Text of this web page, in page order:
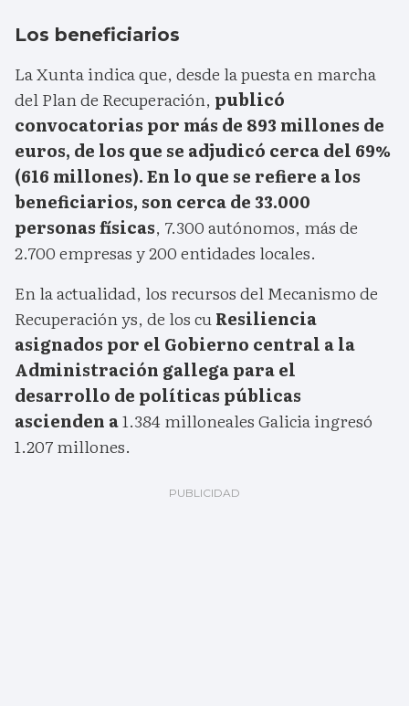
Los beneficiarios
La Xunta indica que, desde la puesta en marcha
del Plan de Recuperación, publicó
convocatorias por más de 893 millones de
euros, de los que se adjudicó cerca del 69%
(616 millones). En lo que se refiere a los
beneficiarios, son cerca de 33.000
personas físicas, 7.300 autónomos, más de
2.700 empresas y 200 entidades locales.
En la actualidad, los recursos del Mecanismo de
Recuperación ys, de los cuResiliencia
asignados por el Gobierno central a la
Administración gallega para el
desarrollo de políticas públicas
ascienden a1.384 milloneales Galicia ingresó
1.207 millones.